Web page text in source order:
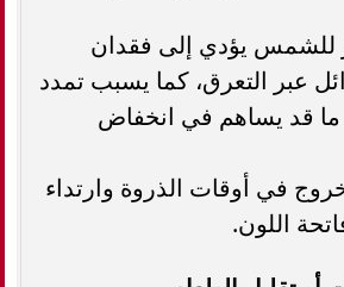
للشمس يؤدي إلى فقدان
عبر التعرق، كما يسبب تمدد
ما قد يساهم في انخفاض
في أوقات الذروة وارتداء
اللون.